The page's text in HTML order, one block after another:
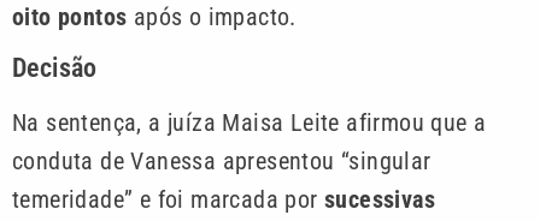
oito pontos após o impacto.
Decisão
Na sentença, a juíza Maisa Leite afirmou que a
conduta de Vanessa apresentou “singular
temeridade” e foi marcada por sucessivas